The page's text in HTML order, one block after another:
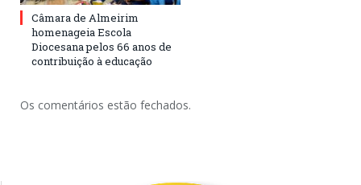
Câmara de Almeirim
homenageia Escola
Diocesana pelos 66 anos de
contribuição à educação
Os comentários estão fechados.